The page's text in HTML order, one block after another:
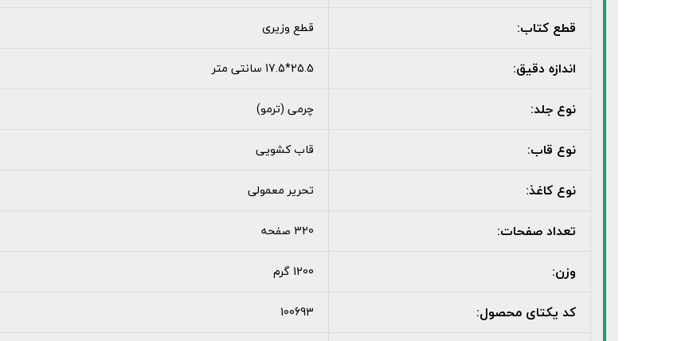
قطع کتاب: قطع وزیری
اندازه دقیق: 25.5*17.5 سانتی متر
نوع جلد: چرمی (ترمو)
نوع قاب: قاب کشویی
نوع کاغذ: تحریر معمولی
تعداد صفحات: 320 صفحه
وزن: 1200 گرم
کد یکتای محصول: 100693